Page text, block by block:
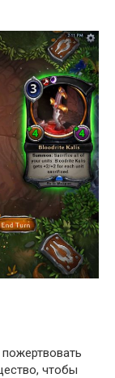
чтобы